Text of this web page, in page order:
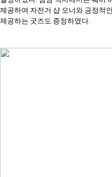
제공하여 자전거 샵 오너와 긍정적
제공하는 굿즈도 증정하였다.